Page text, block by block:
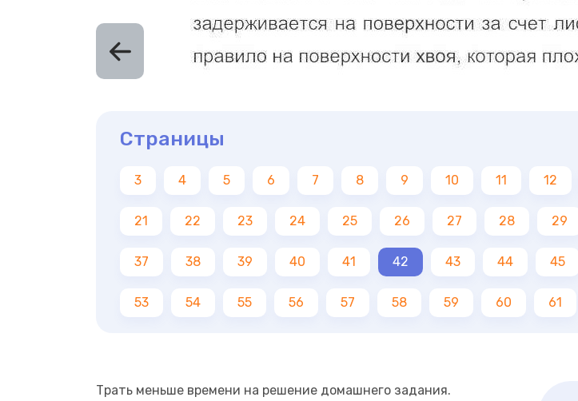
Страницы
3 4 5 6 7 8 9 10 11 12
21 22 23 24 25 26 27 28 29
37 38 39 40 41 42 43 44 45
53 54 55 56 57 58 59 60 61
Трать меньше времени на решение домашнего задания.